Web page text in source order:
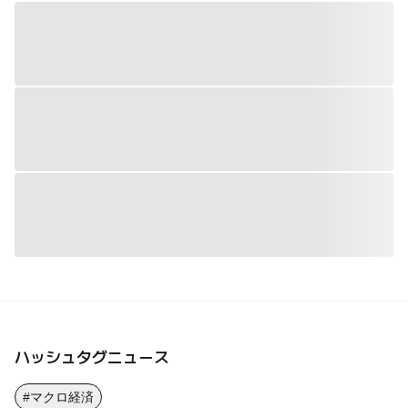
ハッシュタグニュース
#マクロ経済